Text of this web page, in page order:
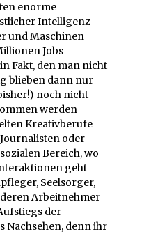
enorme
Intelligenz
und Maschinen
Jobs
Fakt, den man nicht
blieben dann nur
noch nicht
werden
Kreativberufe
oder
Bereich, wo
geht
Seelsorger,
Arbeitnehmer
der
Nachsehen, denn ihr